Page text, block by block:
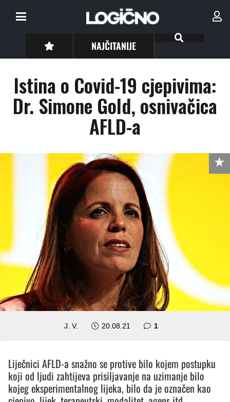
NAJČITANIJE
Istina o Covid-19 cjepivima:
Dr. Simone Gold, osnivačica
AFLD-a
J. V. 20.08.21 1
Liječnici AFLD-a snažno se protive bilo kojem postupku
koji od ljudi zahtijeva prisiljavanje na uzimanje bilo
kojeg eksperimentalnog lijeka, bilo da je označen kao